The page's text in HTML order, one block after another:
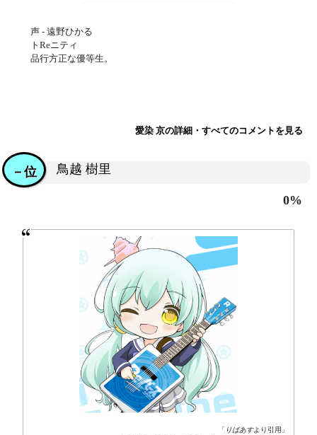
声 - 遠野ひかる
トReニティ
品行方正な優等生。
愛染 京の詳細・すべてのコメントを見る
鳥越 樹里
－位
0%
「 りばあすより引用」